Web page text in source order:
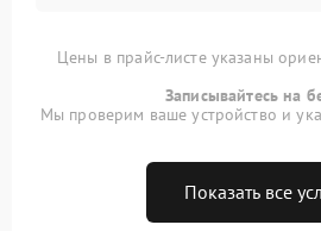
Цены в прайс-листе указаны
Записывайтесь на
Мы проверим ваше устройство и
Показать все